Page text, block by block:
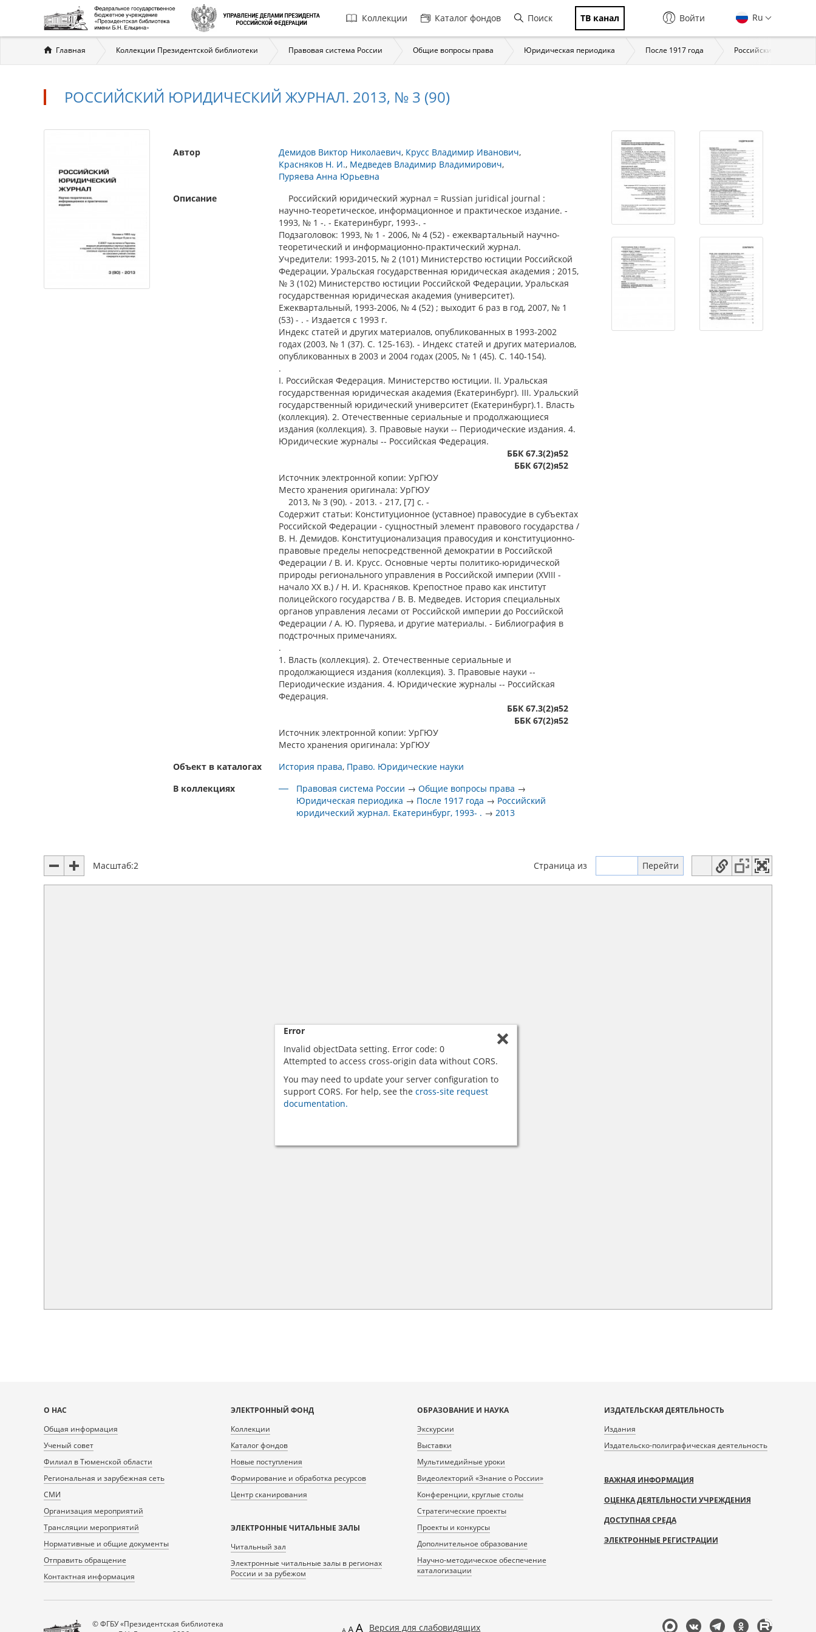
Главная
навигация
Коллекции Каталог фондов Поиск ТВ канал Ru
Войти
Вы
здесь
Главная Коллекции Президентской библиотеки Правовая система России Общие вопросы права Юридическая периодика После 1917 года Российский
РОССИЙСКИЙ ЮРИДИЧЕСКИЙ ЖУРНАЛ. 2013, № 3 (90)
Автор Демидов Виктор Николаевич Крусс Владимир Иванович
Красняков Н. И. Медведев Владимир Владимирович
Пуряева Анна Юрьевна
Описание
Российский юридический журнал = Russian juridical journal :
научно-теоретическое, информационное и практическое издание. -
1993, № 1 -. - Екатеринбург, 1993-. -
Подзаголовок: 1993, № 1 - 2006, № 4 (52) - ежеквартальный научно-
теоретический и информационно-практический журнал.
Учредители: 1993-2015, № 2 (101) Министерство юстиции Российской
Федерации, Уральская государственная юридическая академия ; 2015,
№ 3 (102) Министерство юстиции Российской Федерации, Уральская
государственная юридическая академия (университет).
Ежеквартальный, 1993-2006, № 4 (52) ; выходит 6 раз в год, 2007, № 1
(53) - . - Издается с 1993 г.
Индекс статей и других материалов, опубликованных в 1993-2002
годах (2003, № 1 (37). С. 125-163). - Индекс статей и других материалов,
опубликованных в 2003 и 2004 годах (2005, № 1 (45). С. 140-154).
.
I. Российская Федерация. Министерство юстиции. II. Уральская
государственная юридическая академия (Екатеринбург). III. Уральский
государственный юридический университет (Екатеринбург).1. Власть
(коллекция). 2. Отечественные сериальные и продолжающиеся
издания (коллекция). 3. Правовые науки -- Периодические издания. 4.
Юридические журналы -- Российская Федерация.
ББК 67.3(2)я52
ББК 67(2)я52
Источник электронной копии: УрГЮУ
Место хранения оригинала: УрГЮУ
2013, № 3 (90). - 2013. - 217, [7] с. -
Содержит статьи: Конституционное (уставное) правосудие в субъектах
Российской Федерации - сущностный элемент правового государства /
В. Н. Демидов. Конституционализация правосудия и конституционно-
правовые пределы непосредственной демократии в Российской
Федерации / В. И. Крусс. Основные черты политико-юридической
природы регионального управления в Российской империи (XVIII -
начало XX в.) / Н. И. Красняков. Крепостное право как институт
полицейского государства / В. В. Медведев. История специальных
органов управления лесами от Российской империи до Российской
Федерации / А. Ю. Пуряева, и другие материалы. - Библиография в
подстрочных примечаниях.
.
1. Власть (коллекция). 2. Отечественные сериальные и
продолжающиеся издания (коллекция). 3. Правовые науки --
Периодические издания. 4. Юридические журналы -- Российская
Федерация.
ББК 67.3(2)я52
ББК 67(2)я52
Источник электронной копии: УрГЮУ
Место хранения оригинала: УрГЮУ
Объект в каталогах
История права Право. Юридические науки
В коллекциях
Правовая система России →Общие вопросы права →
Юридическая периодика → После 1917 года → Российский
юридический журнал. Екатеринбург, 1993- . →2013
Масштаб:2 Страница из
Error
Invalid objectData setting. Error code: 0
Attempted to access cross-origin data without CORS.
You may need to update your server configuration to
support CORS. For help, see the cross-site request
documentation.
Карта
сайта
О НАС
Общая информация
Ученый совет
Филиал в Тюменской области
Региональная и зарубежная сеть
СМИ
Организация мероприятий
Трансляции мероприятий
Нормативные и общие документы
Отправить обращение
Контактная информация
ЭЛЕКТРОННЫЙ ФОНД
Коллекции
Каталог фондов
Новые поступления
Формирование и обработка ресурсов
Центр сканирования
ЭЛЕКТРОННЫЕ ЧИТАЛЬНЫЕ ЗАЛЫ
Читальный зал
Электронные читальные залы в регионах
России и за рубежом
ОБРАЗОВАНИЕ И НАУКА
Экскурсии
Выставки
Мультимедийные уроки
Видеолекторий «Знание о России»
Конференции, круглые столы
Стратегические проекты
Проекты и конкурсы
Дополнительное образование
Научно-методическое обеспечение
каталогизации
ИЗДАТЕЛЬСКАЯ ДЕЯТЕЛЬНОСТЬ
Издания
Издательско-полиграфическая деятельность
ВАЖНАЯ ИНФОРМАЦИЯ
ОЦЕНКА ДЕЯТЕЛЬНОСТИ УЧРЕЖДЕНИЯ
ДОСТУПНАЯ СРЕДА
ЭЛЕКТРОННЫЕ РЕГИСТРАЦИИ
© ФГБУ «Президентская библиотека
Версия для слабовидящих